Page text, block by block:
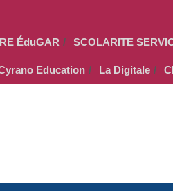
ÉduGAR SCOLARITE
Education La Digitale